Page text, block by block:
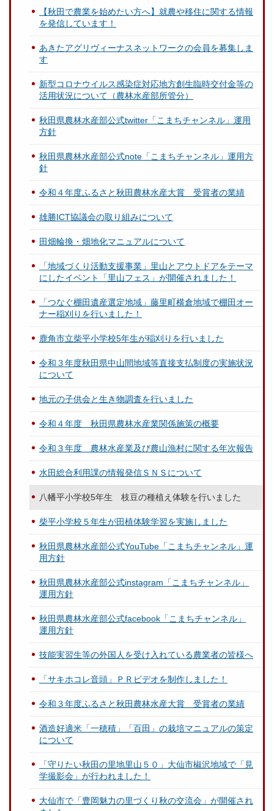
【秋田で農業を始めたい方へ】就農や移住に関する情報
を発信しています！
あきたアグリヴィーナスネットワークの会員を募集しま
す
新型コロナウイルス感染症対応地方創生臨時交付金等の
活用状況について（農林水産部所管分）
秋田県農林水産部公式twitter「こまちチャンネル」運用
方針
秋田県農林水産部公式note「こまちチャンネル」運用方
針
令和４年度ふるさと秋田農林水産大賞 受賞者の業績
雄勝ICT協議会の取り組みについて
田畑輪換・畑地化マニュアルについて
「地域づくり活動支援事業」里山とアウトドアをテーマ
にしたイベント「里山フェス」が開催されました！
「つなぐ棚田遺産選定地域」藤里町横倉地域で棚田オー
ナー稲刈りを行いました！
鹿角市立柴平小学校5年生が稲刈りを行いました
令和３年度秋田県中山間地域等直接支払制度の実施状況
について
地元の子供会と生き物調査を行いました
令和４年度 秋田県農林水産業関係施策の概要
令和３年度 農林水産業及び農山漁村に関する年次報告
水田総合利用課の情報発信ＳＮＳについて
八幡平小学校5年生 枝豆の種植え体験を行いました
柴平小学校５年生が田植体験学習を実施しました
秋田県農林水産部公式YouTube「こまちチャンネル」運
用方針
秋田県農林水産部公式instagram「こまちチャンネル」
運用方針
秋田県農林水産部公式facebook「こまちチャンネル」
運用方針
技能実習生等の外国人を受け入れている農業者の皆様へ
「サキホコレ音頭」ＰＲビデオを制作しました！
令和３年度ふるさと秋田農林水産大賞 受賞者の業績
酒造好適米「一穂積」「百田」の栽培マニュアルの策定
について
「守りたい秋田の里地里山５０」大仙市椒沢地域で「見
学撮影会」が行われました！
大仙市で「豊岡魅力の里づくり秋の交流会」が開催され